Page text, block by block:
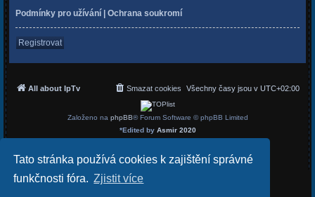
Tato stránka používá cookies k zajištění správné
funkčnosti fóra. Zjistit více
Podmínky pro užívání
Ochrana soukromí
Registrovat
All about IpTv Všechny časy jsou v UTC+02:00
Smazat cookies
Založeno na phpBB® Forum Software © phpBB Limited
*Edited by Asmir 2020
Soukromí| Podmínky